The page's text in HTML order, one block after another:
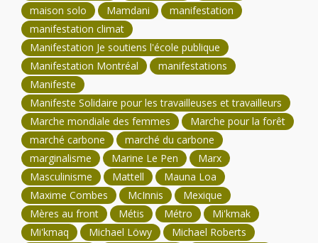
maison solo
Mamdani
manifestation
manifestation climat
Manifestation Je soutiens l'école publique
Manifestation Montréal
manifestations
Manifeste
Manifeste Solidaire pour les travailleuses et travailleurs
Marche mondiale des femmes
Marche pour la forêt
marché carbone
marché du carbone
marginalisme
Marine Le Pen
Marx
Masculinisme
Mattell
Mauna Loa
Maxime Combes
McInnis
Mexique
Mères au front
Métis Métro
Mi'kmak
Mi'kmaq
Michael Löwy
Michael Roberts